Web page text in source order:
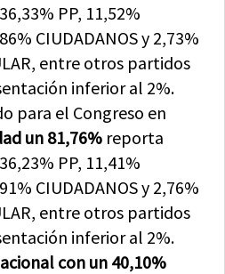
PP, 11,52%
CIUDADANOS y 2,73%
entre otros partidos
inferior al 2%.
para el Congreso en
un 81,76% reporta
PP, 11,41%
CIUDADANOS y 2,76%
entre otros partidos
inferior al 2%.
con un 40,10%